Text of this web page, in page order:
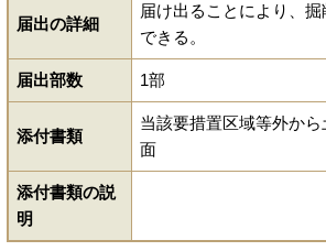
届出の詳細
届け出ることにより、
できる。
届出部数 1部
添付書類
当該要措置区域等外か
面
添付書類の説
明